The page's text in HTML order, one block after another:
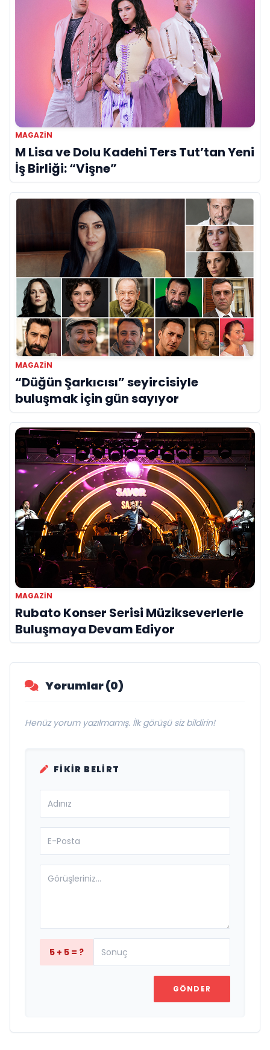
MAGAZIN
M Lisa ve Dolu Kadehi Ters Tut’tan Yeni
İş Birliği: “Vişne”
MAGAZIN
“Düğün Şarkıcısı” seyircisiyle
buluşmak için gün sayıyor
MAGAZIN
Rubato Konser Serisi Müzikseverlerle
Buluşmaya Devam Ediyor
Yorumlar (0)
Henüz yorum yazılmamış. İlk görüşü siz bildirin!
FIKIR BELIRT
5 + 5 = ?
GÖNDER